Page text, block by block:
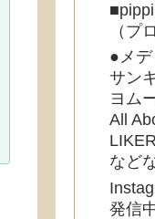
（プ
●メ
サン
ヨム
All
など
発信